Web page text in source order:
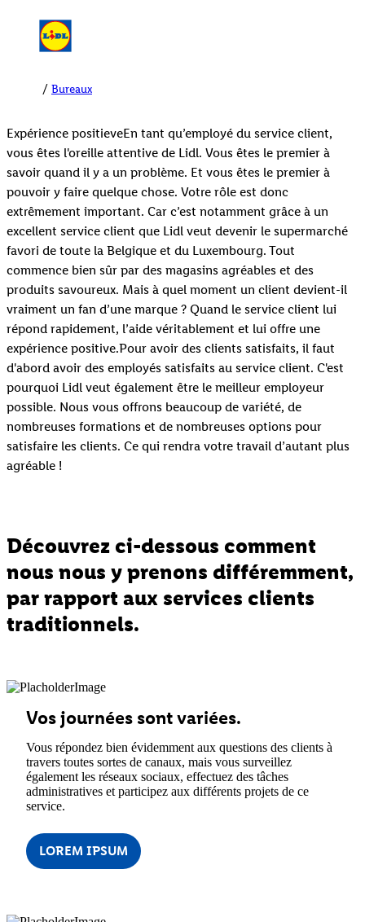
Bureaux
Expérience positieveEn tant qu’employé du service client,
vous êtes l'oreille attentive de Lidl. Vous êtes le premier à
savoir quand il y a un problème. Et vous êtes le premier à
pouvoir y faire quelque chose. Votre rôle est donc
extrêmement important. Car c’est notamment grâce à un
excellent service client que Lidl veut devenir le supermarché
favori de toute la Belgique et du Luxembourg. Tout
commence bien sûr par des magasins agréables et des
produits savoureux. Mais à quel moment un client devient-il
vraiment un fan d’une marque ? Quand le service client lui
répond rapidement, l’aide véritablement et lui offre une
expérience positive.Pour avoir des clients satisfaits, il faut
d'abord avoir des employés satisfaits au service client. C'est
pourquoi Lidl veut également être le meilleur employeur
possible. Nous vous offrons beaucoup de variété, de
nombreuses formations et de nombreuses options pour
satisfaire les clients. Ce qui rendra votre travail d’autant plus
agréable !
Découvrez ci-dessous comment
nous nous y prenons différemment,
par rapport aux services clients
traditionnels.
Vos journées sont variées.
Vous répondez bien évidemment aux questions des clients à
travers toutes sortes de canaux, mais vous surveillez
également les réseaux sociaux, effectuez des tâches
administratives et participez aux différents projets de ce
service.
LOREM IPSUM